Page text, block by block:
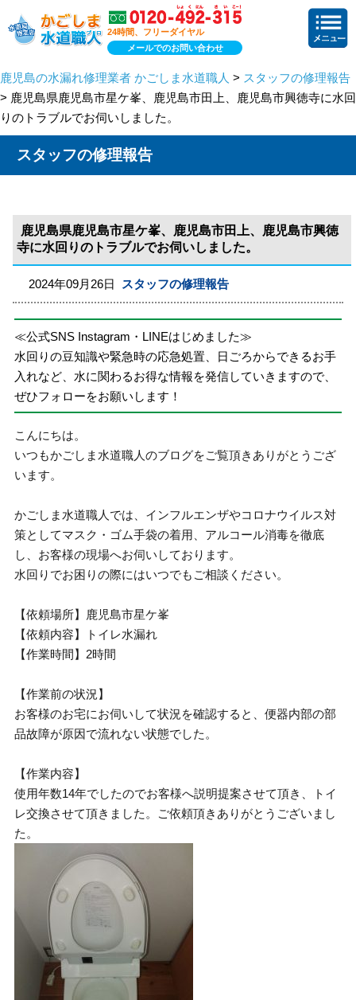
24時間、フリーダイヤル
メールでのお問い合わせ
鹿児島の水漏れ修理業者 かごしま水道職人 > スタッフの修理報告
> 鹿児島県鹿児島市星ケ峯、鹿児島市田上、鹿児島市興徳寺に水回
りのトラブルでお伺いしました。
スタッフの修理報告
鹿児島県鹿児島市星ケ峯、鹿児島市田上、鹿児島市興徳
寺に水回りのトラブルでお伺いしました。
2024年09月26日 スタッフの修理報告
≪公式SNS Instagram・LINEはじめました≫
水回りの豆知識や緊急時の応急処置、日ごろからできるお手
入れなど、水に関わるお得な情報を発信していきますので、
ぜひフォローをお願いします！
こんにちは。
いつもかごしま水道職人のブログをご覧頂きありがとうござ
います。
かごしま水道職人では、インフルエンザやコロナウイルス対
策としてマスク・ゴム手袋の着用、アルコール消毒を徹底
し、お客様の現場へお伺いしております。
水回りでお困りの際にはいつでもご相談ください。
【依頼場所】鹿児島市星ケ峯
【依頼内容】トイレ水漏れ
【作業時間】2時間
【作業前の状況】
お客様のお宅にお伺いして状況を確認すると、便器内部の部
品故障が原因で流れない状態でした。
【作業内容】
使用年数14年でしたのでお客様へ説明提案させて頂き、トイ
レ交換させて頂きました。ご依頼頂きありがとうございまし
た。